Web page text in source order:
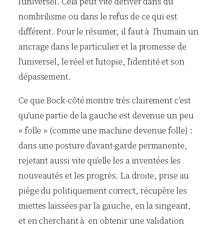
nombrilisme ou dans le refus de ce qui est
différent. Pour le résumer, il faut à l’humain un
ancrage dans le particulier et la promesse de
l’universel, le réel et l’utopie, l’identité et son
dépassement.
Ce que Bock-côté montre très clairement c’est
qu’une partie de la gauche est devenue un peu
« folle » (comme une machine devenue folle) :
dans une posture d’avant-garde permanente,
rejetant aussi vite qu’elle les a inventées les
nouveautés et les progrès. La droite, prise au
piège du politiquement correct, récupère les
miettes laissées par la gauche, en la singeant,
et en cherchant à en obtenir une validation